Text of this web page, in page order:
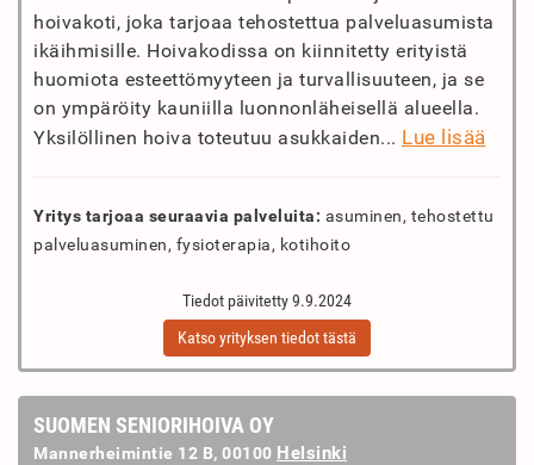
hoivakoti, joka tarjoaa tehostettua palveluasumista
ikäihmisille. Hoivakodissa on kiinnitetty erityistä
huomiota esteettömyyteen ja turvallisuuteen, ja se
on ympäröity kauniilla luonnonläheisellä alueella.
Yksilöllinen hoiva toteutuu asukkaiden... Lue lisää
Yritys tarjoaa seuraavia palveluita: asuminen, tehostettu
palveluasuminen, fysioterapia, kotihoito
Tiedot päivitetty 9.9.2024
Katso yrityksen tiedot tästä
SUOMEN SENIORIHOIVA OY
Mannerheimintie 12 B, 00100 Helsinki